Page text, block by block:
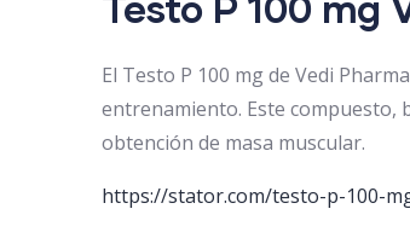
El Testo P 100 mg de Vedi
entrenamiento. Este
obtención de masa muscular.
https://stator.com/testo-p-100-